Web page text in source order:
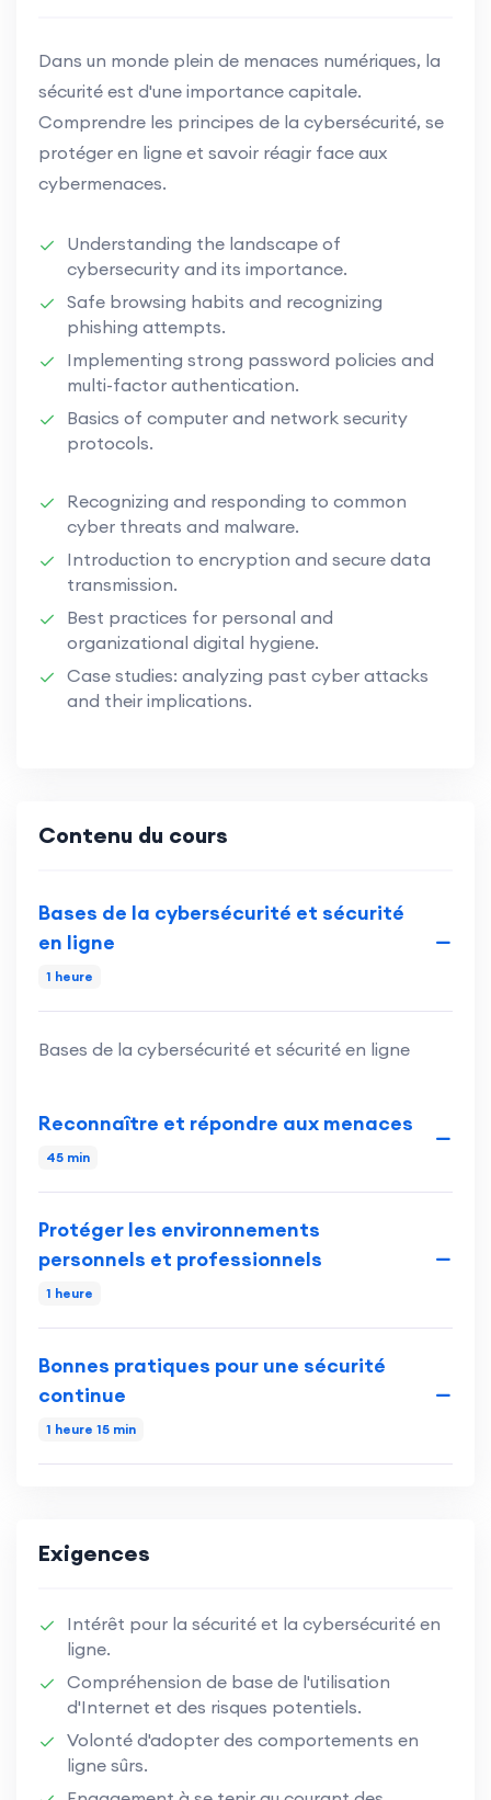
Dans un monde plein de menaces numériques, la
sécurité est d'une importance capitale.
Comprendre les principes de la cybersécurité, se
protéger en ligne et savoir réagir face aux
cybermenaces.
Understanding the landscape of
cybersecurity and its importance.
Safe browsing habits and recognizing
phishing attempts.
Implementing strong password policies and
multi-factor authentication.
Basics of computer and network security
protocols.
Recognizing and responding to common
cyber threats and malware.
Introduction to encryption and secure data
transmission.
Best practices for personal and
organizational digital hygiene.
Case studies: analyzing past cyber attacks
and their implications.
Contenu du cours
Bases de la cybersécurité et sécurité
en ligne
1 heure
Bases de la cybersécurité et sécurité en ligne
Reconnaître et répondre aux menaces
45 min
Protéger les environnements
personnels et professionnels
1 heure
Bonnes pratiques pour une sécurité
continue
1 heure 15 min
Exigences
Intérêt pour la sécurité et la cybersécurité en
ligne.
Compréhension de base de l'utilisation
d'Internet et des risques potentiels.
Volonté d'adopter des comportements en
ligne sûrs.